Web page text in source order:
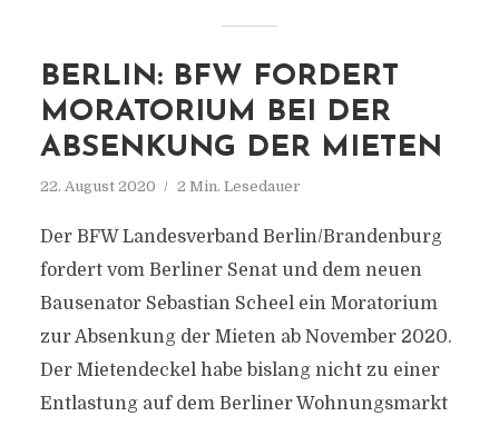
BERLIN: BFW FORDERT
MORATORIUM BEI DER
ABSENKUNG DER MIETEN
22. August 2020 2 Min. Lesedauer
Der BFW Landesverband Berlin/Brandenburg
fordert vom Berliner Senat und dem neuen
Bausenator Sebastian Scheel ein Moratorium
zur Absenkung der Mieten ab November 2020.
Der Mietendeckel habe bislang nicht zu einer
Entlastung auf dem Berliner Wohnungsmarkt